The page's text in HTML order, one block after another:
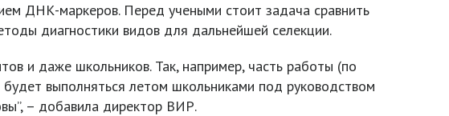
ДНК-маркеров. Перед учеными стоит задача сравнить
диагностики видов для дальнейшей селекции.
и даже школьников. Так, например, часть работы (по
выполняться летом школьниками под руководством
– добавила директор ВИР.